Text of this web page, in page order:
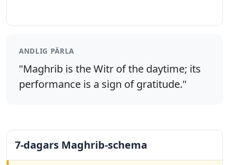
ANDLIG PÄRLA
"Maghrib is the Witr of the daytime; its
performance is a sign of gratitude."
7-dagars Maghrib-schema